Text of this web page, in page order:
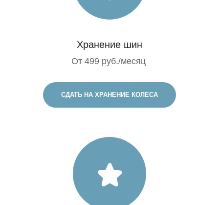
Хранение шин
От 499 руб./месяц
СДАТЬ НА ХРАНЕНИЕ КОЛЕСА